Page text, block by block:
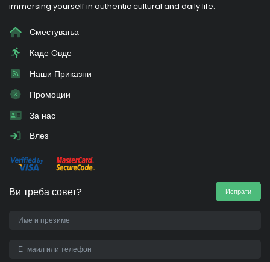
immersing yourself in authentic cultural and daily life.
Сместувања
Каде Овде
Наши Приказни
Промоции
За нас
Влез
Ви треба совет? Испрати